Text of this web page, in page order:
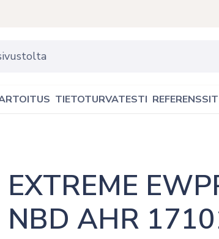
TIETOTURVATESTI REFERENSSIT
EXTREME
NBD AHR